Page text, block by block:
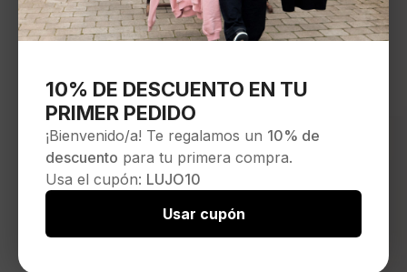
10% DE DESCUENTO EN TU
PRIMER PEDIDO
¡Bienvenido/a! Te regalamos un 10% de
descuento para tu primera compra.
Usa el cupón: LUJO10
Usar cupón